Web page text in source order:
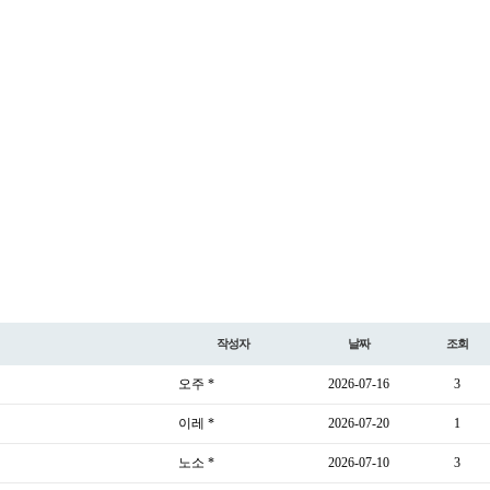
작성자 날짜 조회
오주 * 2026-07-16 3
이레 * 2026-07-20 1
노소 * 2026-07-10 3